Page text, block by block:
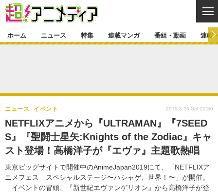
ゲーム・アプリ マンガ
グッズ イベント
声優 コスプレ
舞台 新帝スタ
特集一覧 カバー
ラキりす
連載マンガ
連載一覧
番組・動画一覧 ラジオ
動画
連載・ブログ
連載・ブログ一覧 コラム
編集部ブログ・お知らせ
ホーム ニュース 特集 連載マンガ 番組・動画 連載
NETFLIXアニメから『ULTRAMAN』『7SEED
S』『聖闘士星矢:Knights of the Zodiac』キャ
スト登場！高橋洋子が『エヴァ』主題歌熱唱
東京ビッグサイトで開催中のAnimeJapan2019にて、「NETFLIXア
ニメフェス スペシャルステージ〜ハシャゲ、世界！〜」が開催。
イベントの冒頭、『新世紀エヴァンゲリオン』から高橋洋子が登
ニュース イベント 2019.3.23 Sat 22:30